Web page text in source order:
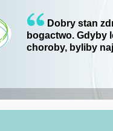
Dobry stan
bogactwo. Gdyby
choroby, byliby